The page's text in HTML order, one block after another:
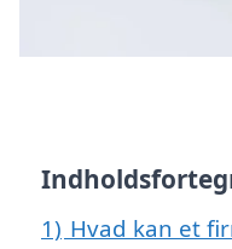
1) Hvad kan et